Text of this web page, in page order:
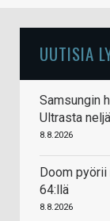
UUTISIA
Samsungin
Ultrasta
8.8.2026
Doom
64:llä
8.8.2026